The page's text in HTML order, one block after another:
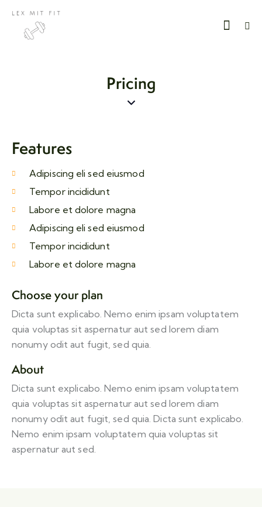
Pricing
Features
Adipiscing eli sed eiusmod
Tempor incididunt
Labore et dolore magna
Adipiscing eli sed eiusmod
Tempor incididunt
Labore et dolore magna
Choose your plan
Dicta sunt explicabo. Nemo enim ipsam voluptatem
quia voluptas sit aspernatur aut sed lorem diam
nonumy odit aut fugit, sed quia.
About
Dicta sunt explicabo. Nemo enim ipsam voluptatem
quia voluptas sit aspernatur aut sed lorem diam
nonumy odit aut fugit, sed quia. Dicta sunt explicabo.
Nemo enim ipsam voluptatem quia voluptas sit
aspernatur aut sed.